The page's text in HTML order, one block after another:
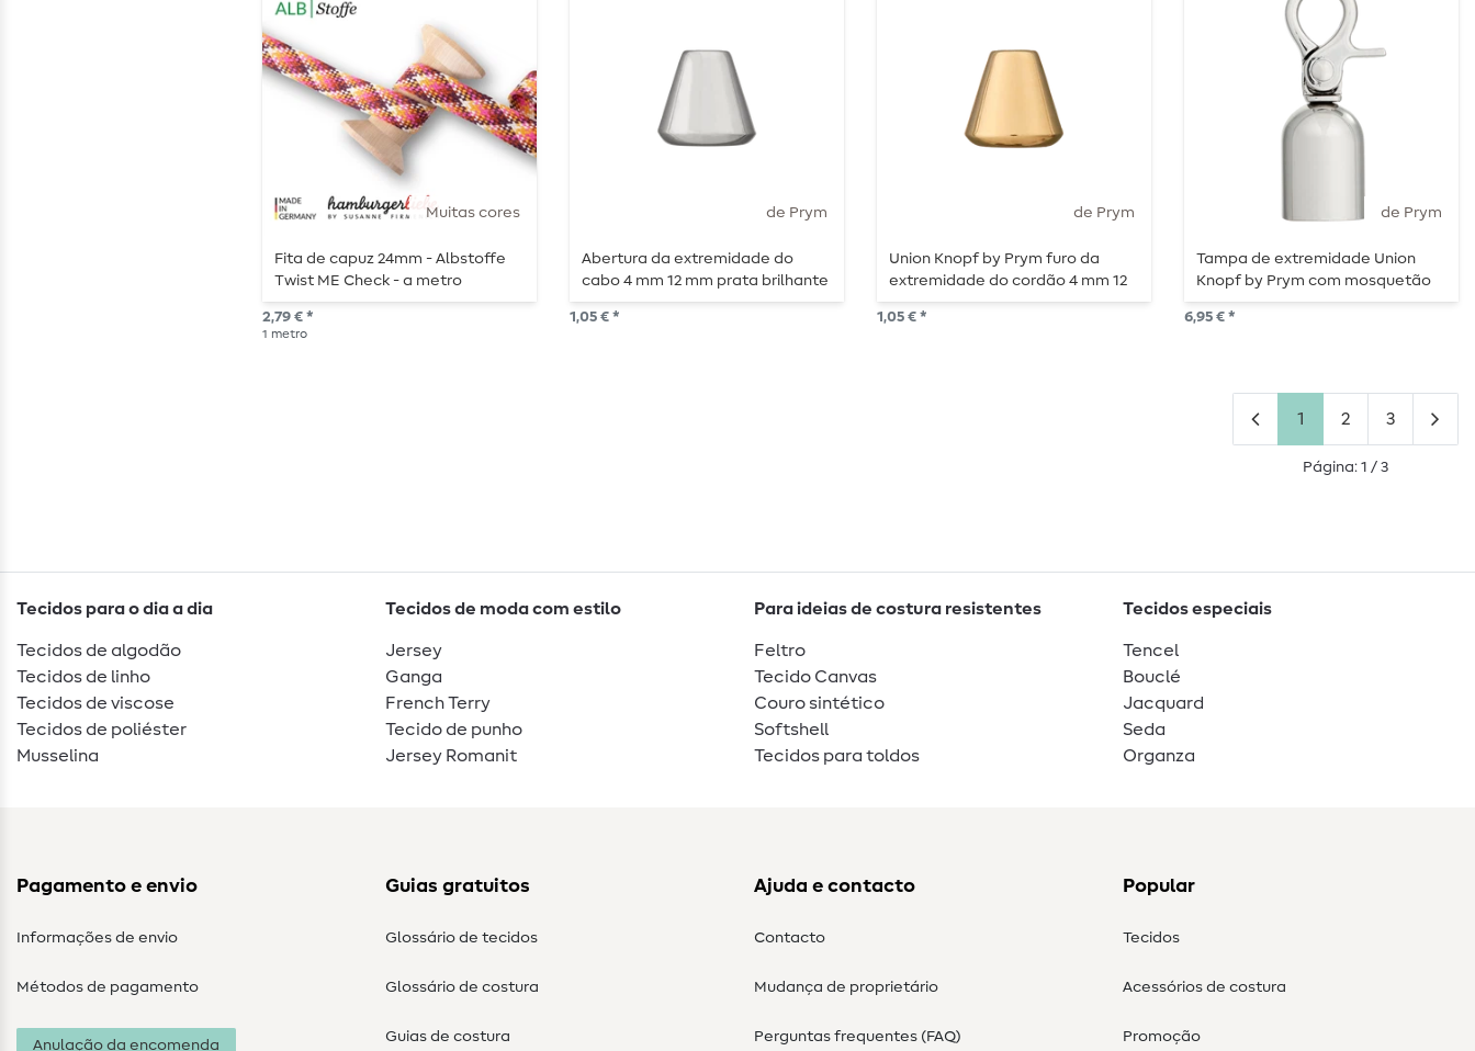
Muitas cores
Fita de capuz 24mm - Albstoffe
Twist ME Check - a metro
2,79 € *
1 metro
de Prym
Abertura da extremidade do
cabo 4 mm 12 mm prata brilhante
1,05 € *
de Prym
Union Knopf by Prym furo da
extremidade do cordão 4 mm 12
mm dourado brilhante
1,05 € *
de Prym
Tampa de extremidade Union
Knopf by Prym com mosquetão
52 mm prata
6,95 € *
1 2 3
Página: 1 / 3
Tecidos para o dia a dia
Tecidos de algodão
Tecidos de linho
Tecidos de viscose
Tecidos de poliéster
Musselina
Tecidos de moda com estilo
Jersey
Ganga
French Terry
Tecido de punho
Jersey Romanit
Para ideias de costura resistentes
Feltro
Tecido Canvas
Couro sintético
Softshell
Tecidos para toldos
Tecidos especiais
Tencel
Bouclé
Jacquard
Seda
Organza
Pagamento e envio
Informações de envio
Métodos de pagamento
Anulação da encomenda
Guias gratuitos
Glossário de tecidos
Glossário de costura
Guias de costura
Ajuda e contacto
Contacto
Mudança de proprietário
Perguntas frequentes (FAQ)
Popular
Tecidos
Acessórios de costura
Promoção